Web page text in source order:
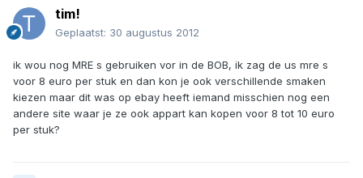
tim!
Geplaatst: 30 augustus 2012
ik wou nog MRE s gebruiken vor in de BOB, ik zag de us mre s
voor 8 euro per stuk en dan kon je ook verschillende smaken
kiezen maar dit was op ebay heeft iemand misschien nog een
andere site waar je ze ook appart kan kopen voor 8 tot 10 euro
per stuk?